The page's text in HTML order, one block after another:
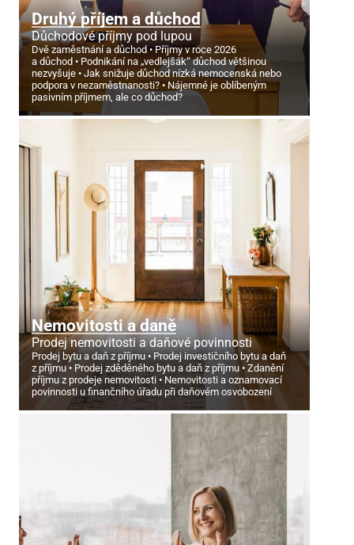
Druhý příjem a důchod
Důchodové příjmy pod lupou
Dvě zaměstnání a důchod
Příjmy v roce 2026
a důchod
Podnikání na „vedlejšák“ důchod většinou
nezvyšuje
Jak snižuje důchod nízká nemocenská nebo
podpora v nezaměstnanosti?
Nájemné je oblíbeným
pasivním příjmem, ale co důchod?
Nemovitosti a daně
Prodej nemovitosti a daňové povinnosti
Prodej bytu a daň z příjmu
Prodej investičního bytu a daň
z příjmu
Prodej zděděného bytu a daň z příjmu
Zdanění
příjmu z prodeje nemovitosti
Nemovitosti a oznamovací
povinnosti u finančního úřadu při daňovém osvobození